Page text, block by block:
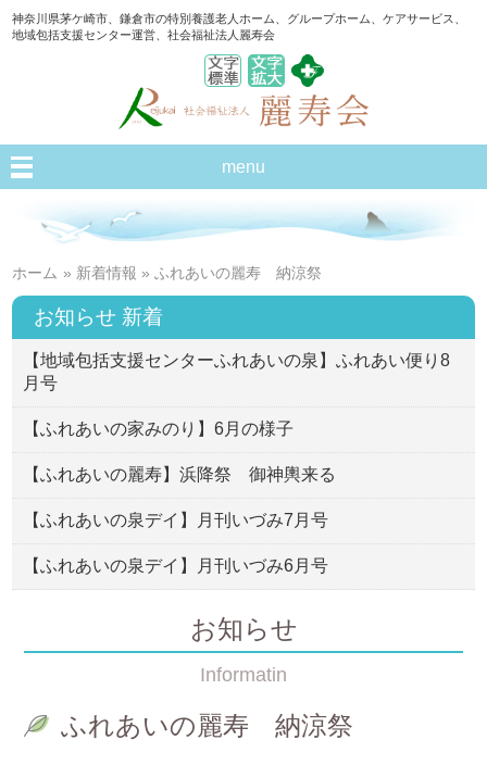
神奈川県茅ケ崎市、鎌倉市の特別養護老人ホーム、グループホーム、ケアサービス、
地域包括支援センター運営、社会福祉法人麗寿会
menu
ホーム » 新着情報 » ふれあいの麗寿 納涼祭
お知らせ 新着
【地域包括支援センターふれあいの泉】ふれあい便り8
月号
【ふれあいの家みのり】6月の様子
【ふれあいの麗寿】浜降祭 御神輿来る
【ふれあいの泉デイ】月刊いづみ7月号
【ふれあいの泉デイ】月刊いづみ6月号
お知らせ
Informatin
ふれあいの麗寿 納涼祭